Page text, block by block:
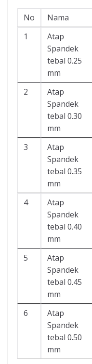
No Nama
1
Atap
Spandek
tebal 0.25
mm
2
Atap
Spandek
tebal 0.30
mm
3
Atap
Spandek
tebal 0.35
mm
4
Atap
Spandek
tebal 0.40
mm
5
Atap
Spandek
tebal 0.45
mm
6
Atap
Spandek
tebal 0.50
mm